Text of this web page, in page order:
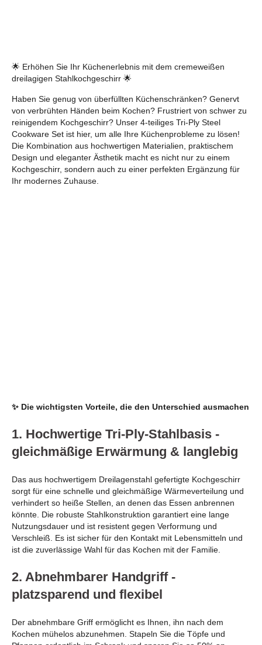
🌟 Erhöhen Sie Ihr Küchenerlebnis mit dem cremeweißen
dreilagigen Stahlkochgeschirr 🌟
Haben Sie genug von überfüllten Küchenschränken? Genervt
von verbrühten Händen beim Kochen? Frustriert von schwer zu
reinigendem Kochgeschirr? Unser 4-teiliges Tri-Ply Steel
Cookware Set ist hier, um alle Ihre Küchenprobleme zu lösen!
Die Kombination aus hochwertigen Materialien, praktischem
Design und eleganter Ästhetik macht es nicht nur zu einem
Kochgeschirr, sondern auch zu einer perfekten Ergänzung für
Ihr modernes Zuhause.
✨ Die wichtigsten Vorteile, die den Unterschied ausmachen
1. Hochwertige Tri-Ply-Stahlbasis -
gleichmäßige Erwärmung & langlebig
Das aus hochwertigem Dreilagenstahl gefertigte Kochgeschirr
sorgt für eine schnelle und gleichmäßige Wärmeverteilung und
verhindert so heiße Stellen, an denen das Essen anbrennen
könnte. Die robuste Stahlkonstruktion garantiert eine lange
Nutzungsdauer und ist resistent gegen Verformung und
Verschleiß. Es ist sicher für den Kontakt mit Lebensmitteln und
ist die zuverlässige Wahl für das Kochen mit der Familie.
2. Abnehmbarer Handgriff -
platzsparend und flexibel
Der abnehmbare Griff ermöglicht es Ihnen, ihn nach dem
Kochen mühelos abzunehmen. Stapeln Sie die Töpfe und